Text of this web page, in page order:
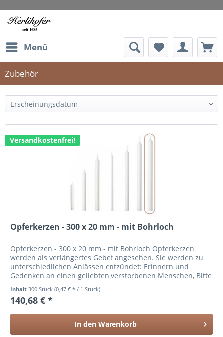
Menü
Zubehör
Versandkostenfrei!
Opferkerzen - 300 x 20 mm - mit Bohrloch
Opferkerzen - 300 x 20 mm - mit Bohrloch Opferkerzen
werden als verlängertes Gebet angesehen. Sie werden zu
unterschiedlichen Anlässen entzündet: Erinnern und
Gedenken an einen geliebten verstorbenen Menschen, Bitte
Inhalt300 Stück(0,47 € * / 1 Stück)
140,68 € *
In den Warenkorb